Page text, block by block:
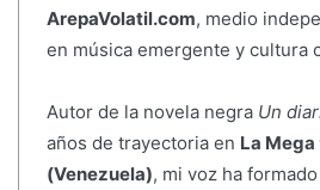
ArepaVolatil.com, medio
en música emergente y cultura
Autor de la novela negra Un
años de trayectoria en La Mega
(Venezuela), mi voz ha